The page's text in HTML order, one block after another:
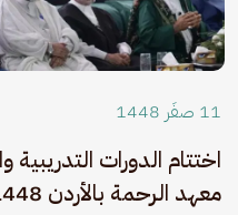
11 صفَر 1448
اختتام الدورات التدريبية
معهد الرحمة بالأردن 1448هـ